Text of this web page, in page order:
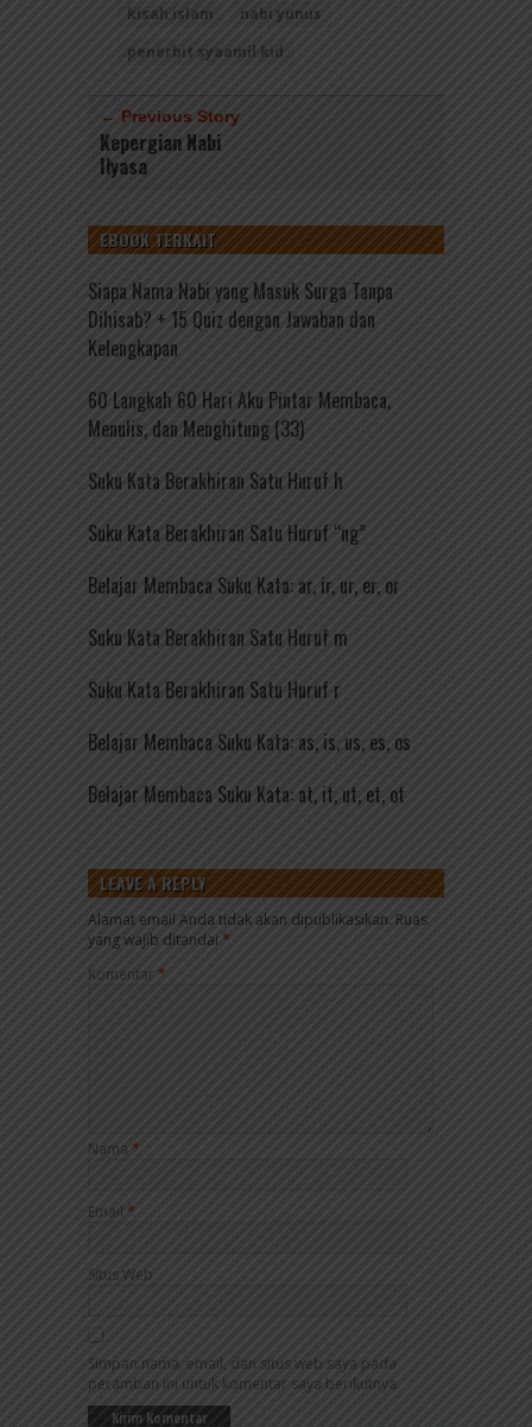
kisah islam
nabi yunus
penerbit syaamil kid
← Previous Story
Kepergian Nabi
Ilyasa
EBOOK TERKAIT
Siapa Nama Nabi yang Masuk Surga Tanpa
Dihisab? + 15 Quiz dengan Jawaban dan
Kelengkapan
60 Langkah 60 Hari Aku Pintar Membaca,
Menulis, dan Menghitung (33)
Suku Kata Berakhiran Satu Huruf h
Suku Kata Berakhiran Satu Huruf “ng”
Belajar Membaca Suku Kata: ar, ir, ur, er, or
Suku Kata Berakhiran Satu Huruf m
Suku Kata Berakhiran Satu Huruf r
Belajar Membaca Suku Kata: as, is, us, es, os
Belajar Membaca Suku Kata: at, it, ut, et, ot
LEAVE A REPLY
Alamat email Anda tidak akan dipublikasikan. Ruas
yang wajib ditandai *
Komentar*
Nama *
Email *
Situs Web
Simpan nama, email, dan situs web saya pada
peramban ini untuk komentar saya berikutnya.